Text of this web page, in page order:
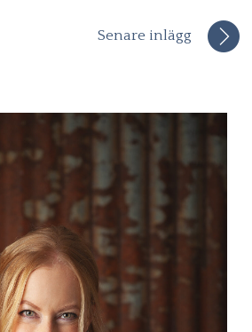
Senare inlägg